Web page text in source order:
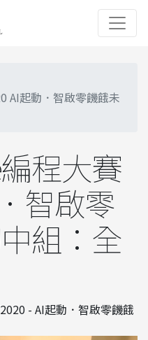
AI起動．智啟零饑餓未
程大賽
智啟零
組：全
- AI起動．智啟零饑餓